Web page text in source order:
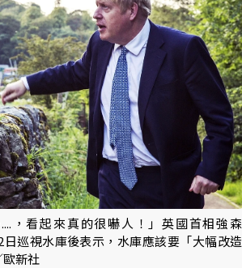
，看起來真的很嚇人！」英國首相強森
日巡視水庫後表示，水庫應該要「大幅改造
新社